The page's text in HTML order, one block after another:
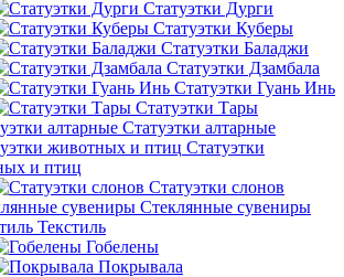
Статуэтки Дурги
Статуэтки Куберы
Статуэтки Баладжи
Статуэтки Дзамбала
Статуэтки Гуань Инь
Статуэтки Тары
Статуэтки алтарные
Статуэтки
и птиц
Статуэтки слонов
Стеклянные сувениры
Текстиль
Гобелены
Покрывала